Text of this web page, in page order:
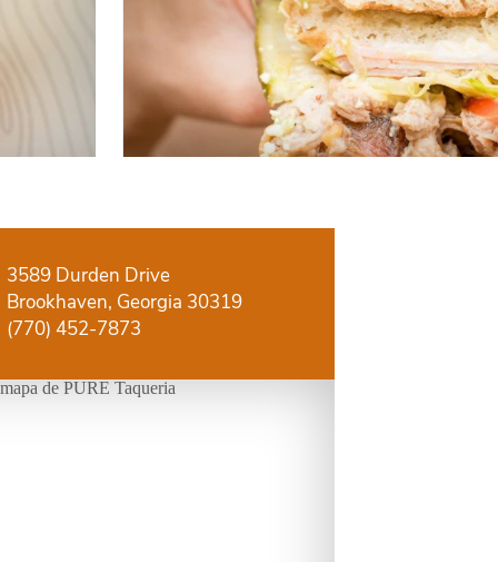
3589 Durden Drive
Brookhaven, Georgia 30319
(770) 452-7873